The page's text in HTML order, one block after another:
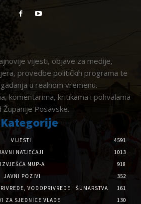
vijesti, objave za medije,
provedbe političkih programa te
u realnom vremenu.
komentarima, kritikama i pohvalama
Posavske.
Kategorije
VIJESTI
4591
NATJEČAJI
1013
IZVJEŠĆA MUP-A
918
JAVNI POZIVI
352
VODOPRIVREDE I ŠUMARSTVA
161
ZA SJEDNICE VLADE
130